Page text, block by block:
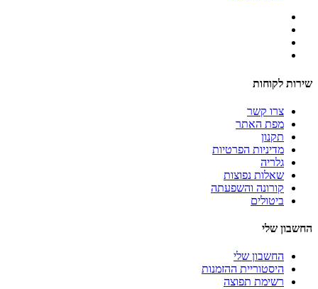
שירות לקוחות
צרו קשר
מפת האתר
תקנון
מדיניות הפרטיות
גלריה
שאלות נפוצות
קורונה והשפעתה
ביטולים
החשבון שלי
החשבון שלי
היסטוריית ההזמנות
רשימת תפוצה